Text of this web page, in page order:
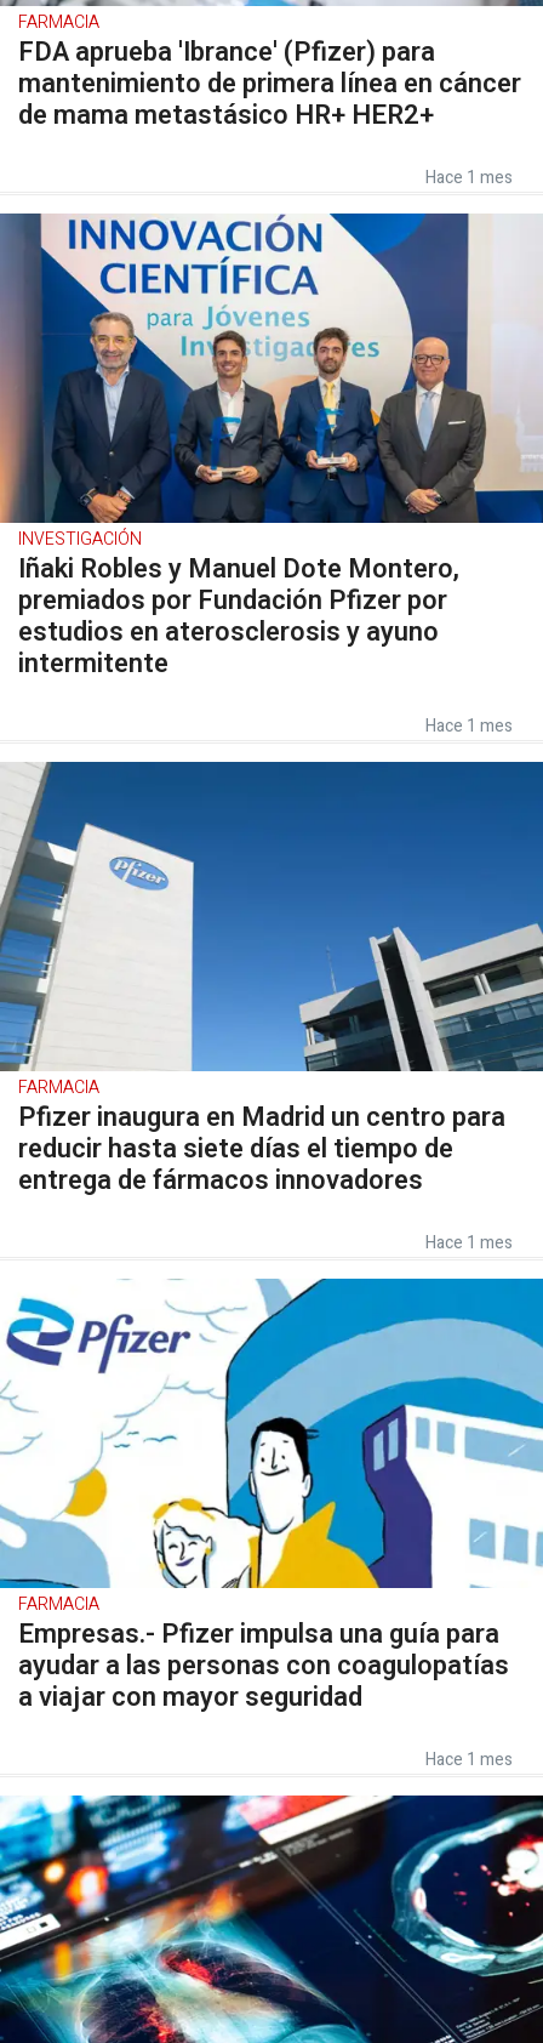
FARMACIA
FDA aprueba 'Ibrance' (Pfizer) para
mantenimiento de primera línea en cáncer
de mama metastásico HR+ HER2+
Hace 1 mes
INVESTIGACIÓN
Iñaki Robles y Manuel Dote Montero,
premiados por Fundación Pfizer por
estudios en aterosclerosis y ayuno
intermitente
Hace 1 mes
FARMACIA
Pfizer inaugura en Madrid un centro para
reducir hasta siete días el tiempo de
entrega de fármacos innovadores
Hace 1 mes
FARMACIA
Empresas.- Pfizer impulsa una guía para
ayudar a las personas con coagulopatías
a viajar con mayor seguridad
Hace 1 mes